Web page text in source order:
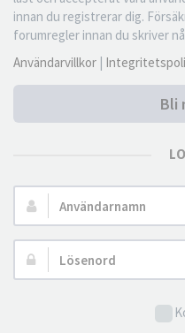
innan du registrerar dig.
forumregler innan du skriver
Användarvillkor |
Bli
Användarnamn:
Lösenord: